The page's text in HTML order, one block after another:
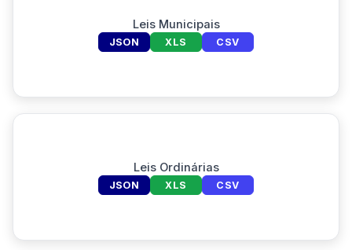
Leis Municipais
JSON XLS CSV
Leis Ordinárias
JSON XLS CSV